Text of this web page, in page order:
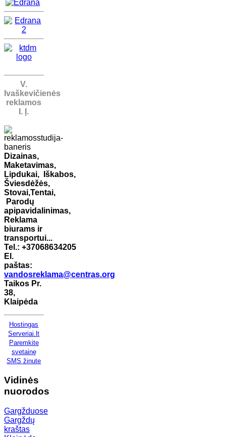
V.
Ivaškevičienės
reklamos
I. Į.
Dizainas,
Maketavimas,
Lipdukai,
Iškabos,
Šviesdėžės,
Stovai,Tentai,
Parodų
apipavidalinimas,
Reklama
biurams ir
transportui...
Tel.: +37068634205
El.
paštas:
vandosreklama@centras.org
Taikos Pr.
38,
Klaipėda
Hostingas
Serveriai.lt
Paremkite
svetainę
SMS žinute
Vidinės
nuorodos
Gargžduose
Gargždų
kraštas